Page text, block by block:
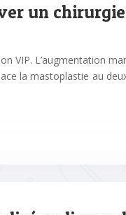
un
VIP. L’augmentation
la mastoplastie au